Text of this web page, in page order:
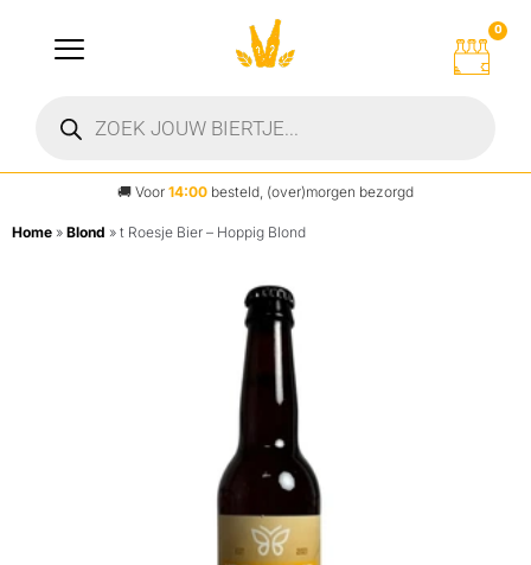
0
🚚 Voor 14:00 besteld, (over)morgen bezorgd
Home » Blond » t Roesje Bier – Hoppig Blond